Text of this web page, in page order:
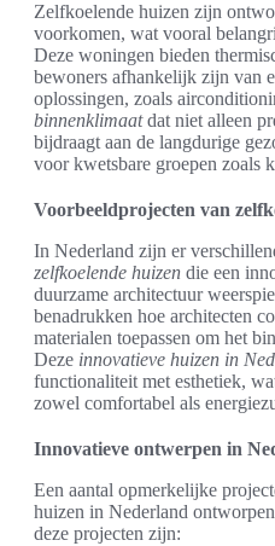
Zelfkoelende huizen zijn
voorkomen, wat vooral
Deze woningen bieden
bewoners afhankelijk zijn van
oplossingen, zoals
binnenklimaatdat niet alleen
bijdraagt aan de langdurige
voor kwetsbare groepen zoals
Voorbeeldprojecten van
In Nederland zijn er
zelfkoelende huizen die een
duurzame architectuur
benadrukken hoe architecten
materialen toepassen om het
Deze innovatieve huizen in
functionaliteit met esthetiek,
zowel comfortabel als
Innovatieve ontwerpen in
Een aantal opmerkelijke
huizen in Nederland
deze projecten zijn: